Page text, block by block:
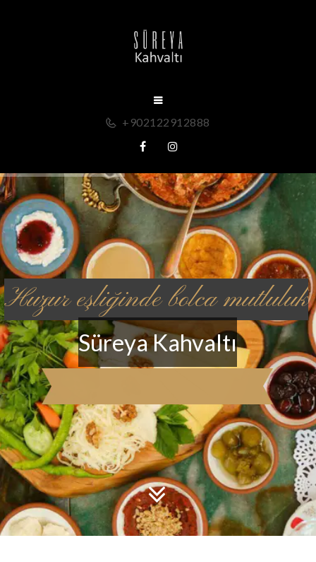
+902122912888
Süreya Kahvaltı
Huzur eşliğinde bolca mutluluk